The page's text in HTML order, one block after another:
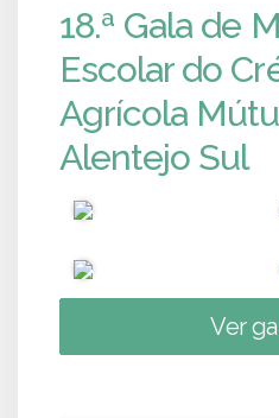
18.ª Gala de
Escolar do
Agrícola
Alentejo Sul
Ver